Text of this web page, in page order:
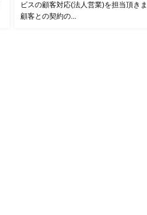
ビスの顧客対応(法⼈営業)を担当頂き
顧客との契約の...